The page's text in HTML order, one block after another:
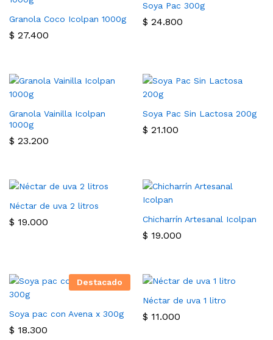
Granola Coco Icolpan 1000g
$ 27.400
Soya Pac 300g
$ 24.800
Granola Vainilla Icolpan
1000g
$ 23.200
Soya Pac Sin Lactosa 200g
$ 21.100
Néctar de uva 2 litros
$ 19.000 Chicharrín Artesanal Icolpan
$ 19.000
Destacado
Soya pac con Avena x 300g
$ 18.300
Néctar de uva 1 litro
$ 11.000